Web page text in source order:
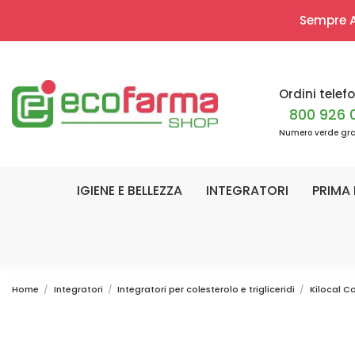
Sempre
Ordini
800 926
Numero verde
IGIENE E BELLEZZA INTEGRATORI PRIMA
Home Integratori Integratori per colesterolo e trigliceridi Kilocal